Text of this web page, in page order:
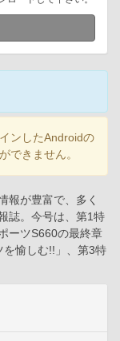
ンしたAndroidの
できません。
報が豊富で、多く
誌。今号は、第1特
ーツS660の最終章
を愉しむ!!」、第3特